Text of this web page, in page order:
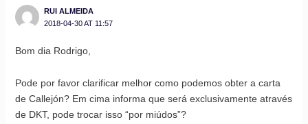
RUI ALMEIDA
2018-04-30 AT 11:57
Bom dia Rodrigo,
Pode por favor clarificar melhor como podemos obter a carta
de Callejón? Em cima informa que será exclusivamente através
de DKT, pode trocar isso “por miúdos”?